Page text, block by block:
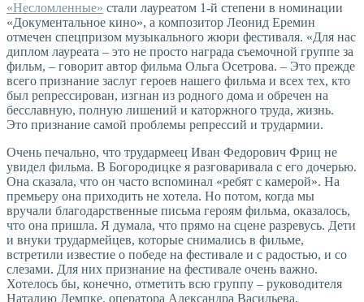
«Несломленные» стали лауреатом 1-й степени в номинации
«Документальное кино», а композитор Леонид Еремин
отмечен спецпризом музыкального жюри фестиваля. «Для нас
диплом лауреата – это не просто награда съемочной группе за
фильм, – говорит автор фильма Ольга Осетрова. – Это прежде
всего признание заслуг героев нашего фильма и всех тех, кто
был репрессирован, изгнан из родного дома и обречен на
бесславную, полную лишений и каторжного труда, жизнь.
Это признание самой проблемы репрессий и трудармии.
Очень печально, что трудармеец Иван Федорович Фриц не
увидел фильма. В Богородицке я разговаривала с его дочерью.
Она сказала, что он часто вспоминал «ребят с камерой». На
премьеру она приходить не хотела. Но потом, когда мы
вручали благодарственные письма героям фильма, оказалось,
что она пришла. Я думала, что прямо на сцене разревусь. Дети
и внуки трудармейцев, которые снимались в фильме,
встретили известие о победе на фестивале и с радостью, и со
слезами. Для них признание на фестивале очень важно.
Хотелось бы, конечно, отметить всю группу – руководителя
Наталию Демпке, оператора Александра Васильева,